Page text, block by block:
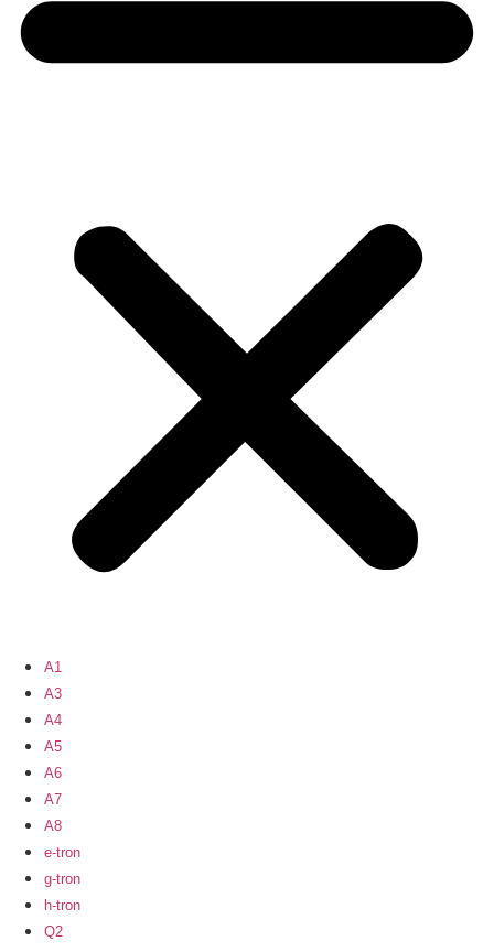
A1
A3
A4
A5
A6
A7
A8
e-tron
g-tron
h-tron
Q2